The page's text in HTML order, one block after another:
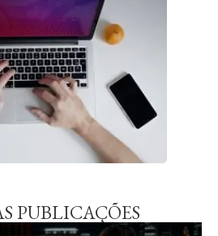
PUBLICAÇÕES